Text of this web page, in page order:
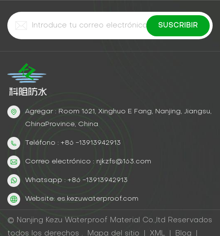
Agregar : Room 1621, Xinghuo E Fang, Nanjing, Jiangsu,
ChinaProvince, China
Teléfono : +86 -13913942913
Correo electrónico : njkzfs@163.com
Whatsapp : +86 -13913942913
Website: es.kezuwaterproof.com
© Nanjing Kezu Waterproof Material Co.,ltd Reservados
todos los derechos .
Mapa del sitio XML Blog